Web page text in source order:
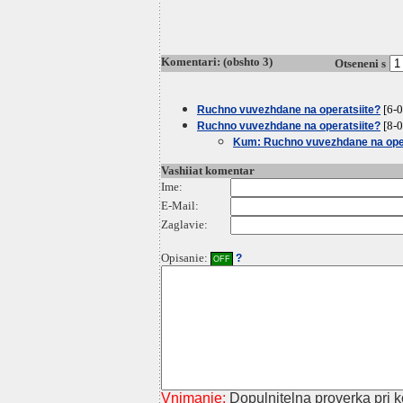
Komentari: (obshto 3) Otseneni s
Ruchno vuvezhdane na operatsiite? [6-
Ruchno vuvezhdane na operatsiite? [8-
Kum: Ruchno vuvezhdane na
Vashiiat komentar
Ime:
E-Mail:
Zaglavie:
Opisanie: OFF ?
Vnimanie: Dopulnitelna proverka pri